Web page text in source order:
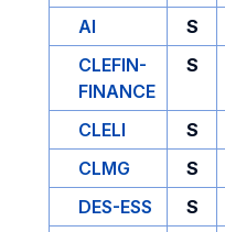
AI
S
CLEFIN-
FINANCE
S
CLELI S
CLMG
S
DES-ESS
S